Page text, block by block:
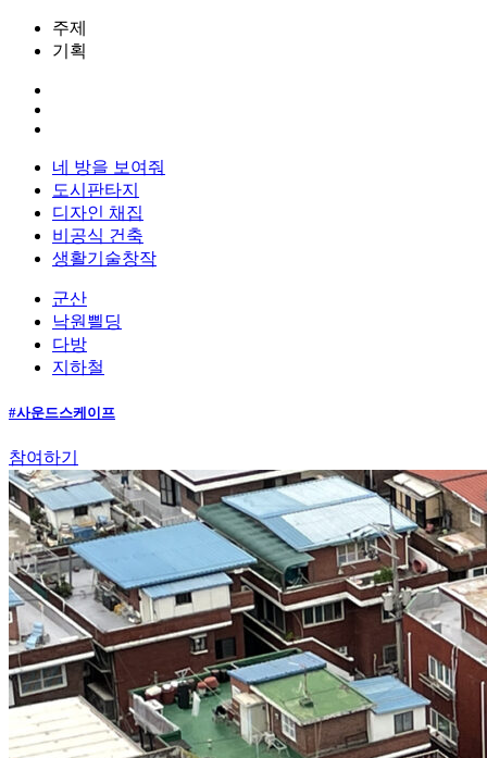
주제
기획
네 방을 보여줘
도시판타지
디자인 채집
비공식 건축
생활기술창작
군산
낙원쁼딩
다방
지하철
#사운드스케이프
참여하기